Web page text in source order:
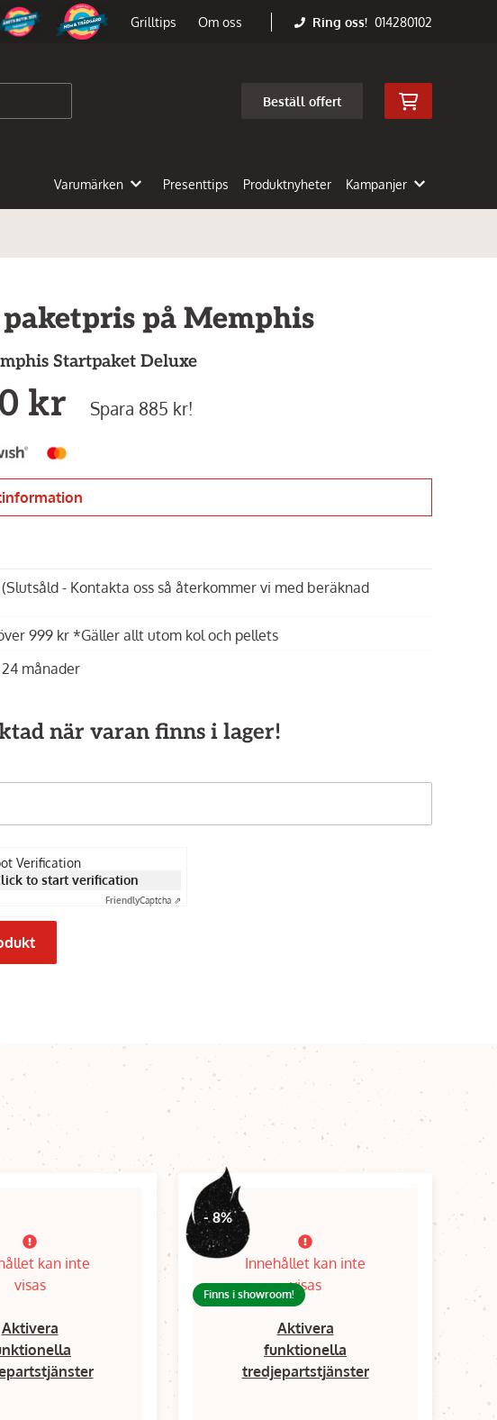
Grilltips Om oss Ring oss! 014280102
Beställ offert
Varumärken Presenttips Produktnyheter Kampanjer
kan inte
Paketpris
Innehållet kan inte
Pit Boss,Memphis Ultimate - startpaket
på Memphis
Startpaket Deluxe
kr Spara 885 kr!
(Slutsåld - Kontakta oss så återkommer vi med beräknad
999 kr *Gäller allt utom kol och pellets
månader
när varan finns i lager!
Verification
to start verification
FriendlyCaptcha ⇗
kan inte
visas
Aktivera
- 8%
Finns i showroom!
Innehållet kan inte
visas
Aktivera
funktionella
tredjepartstjänster